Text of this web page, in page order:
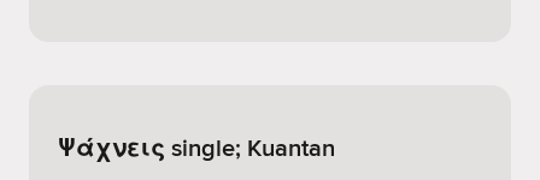
Ψάχνεις single; Kuantan